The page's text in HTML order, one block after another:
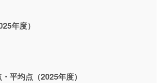
年度）
平均点（2025年度）